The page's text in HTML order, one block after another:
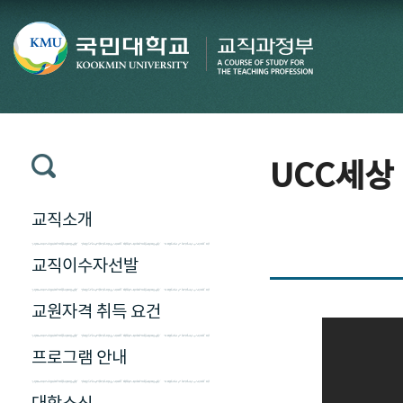
교직소개
교직이수자선발
교원자격 취득 요건
프로그램 안내
UCC세상